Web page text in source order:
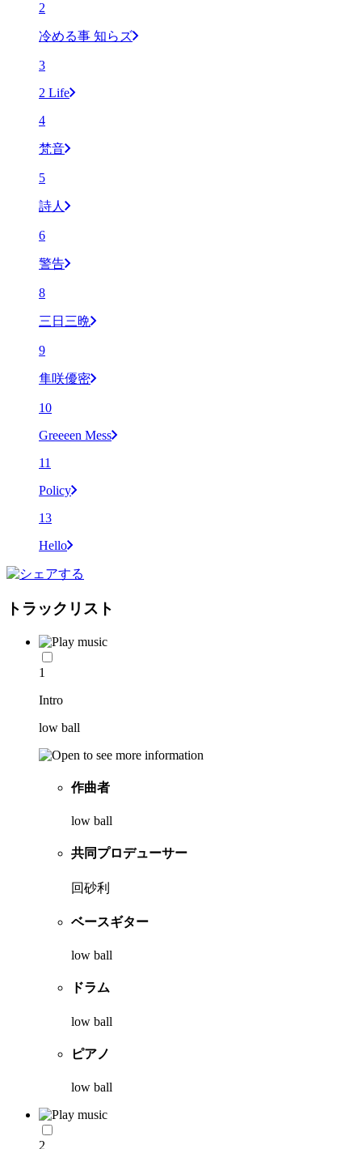
2
冷める事 知らズ
3
2 Life
4
梵音
5
詩人
6
警告
8
三日三晩
9
隼咲優密
10
Greeeen Mess
11
Policy
13
Hello
トラックリスト
1
Intro
low ball
作曲者
low ball
共同プロデューサー
回砂利
ベースギター
low ball
ドラム
low ball
ピアノ
low ball
2